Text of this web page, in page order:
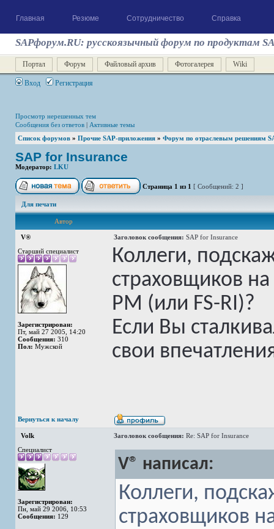
Главная Резюме Сотрудничество Справка
SAPфорум.RU: русскоязычный форум по продуктам
Портал Форум Файловый архив Фотогалерея Wiki
Вход Регистрация
Просмотр нерешенных тем
Сообщения без ответов | Активные темы
Список форумов » Прочие SAP-приложения » Форум по отраслевым решениям
SAP for Insurance
Модератор: LKU
Страница 1 из 1 [ Сообщений: 2 ]
Для печати
Автор
V® Заголовок сообщения: SAP for Insurance
Старший специалист
Зарегистрирован:
Пт, май 27 2005, 14:20
Сообщения: 310
Пол: Мужской
Коллеги,
страховщиков на
PM (или FS-RI)?
Если Вы
свои
Вернуться к началу
Volk Заголовок сообщения: Re: SAP for Insurance
Специалист
Зарегистрирован:
Пн, май 29 2006, 10:53
Сообщения: 129
V® написал:
Коллеги,
страховщиков